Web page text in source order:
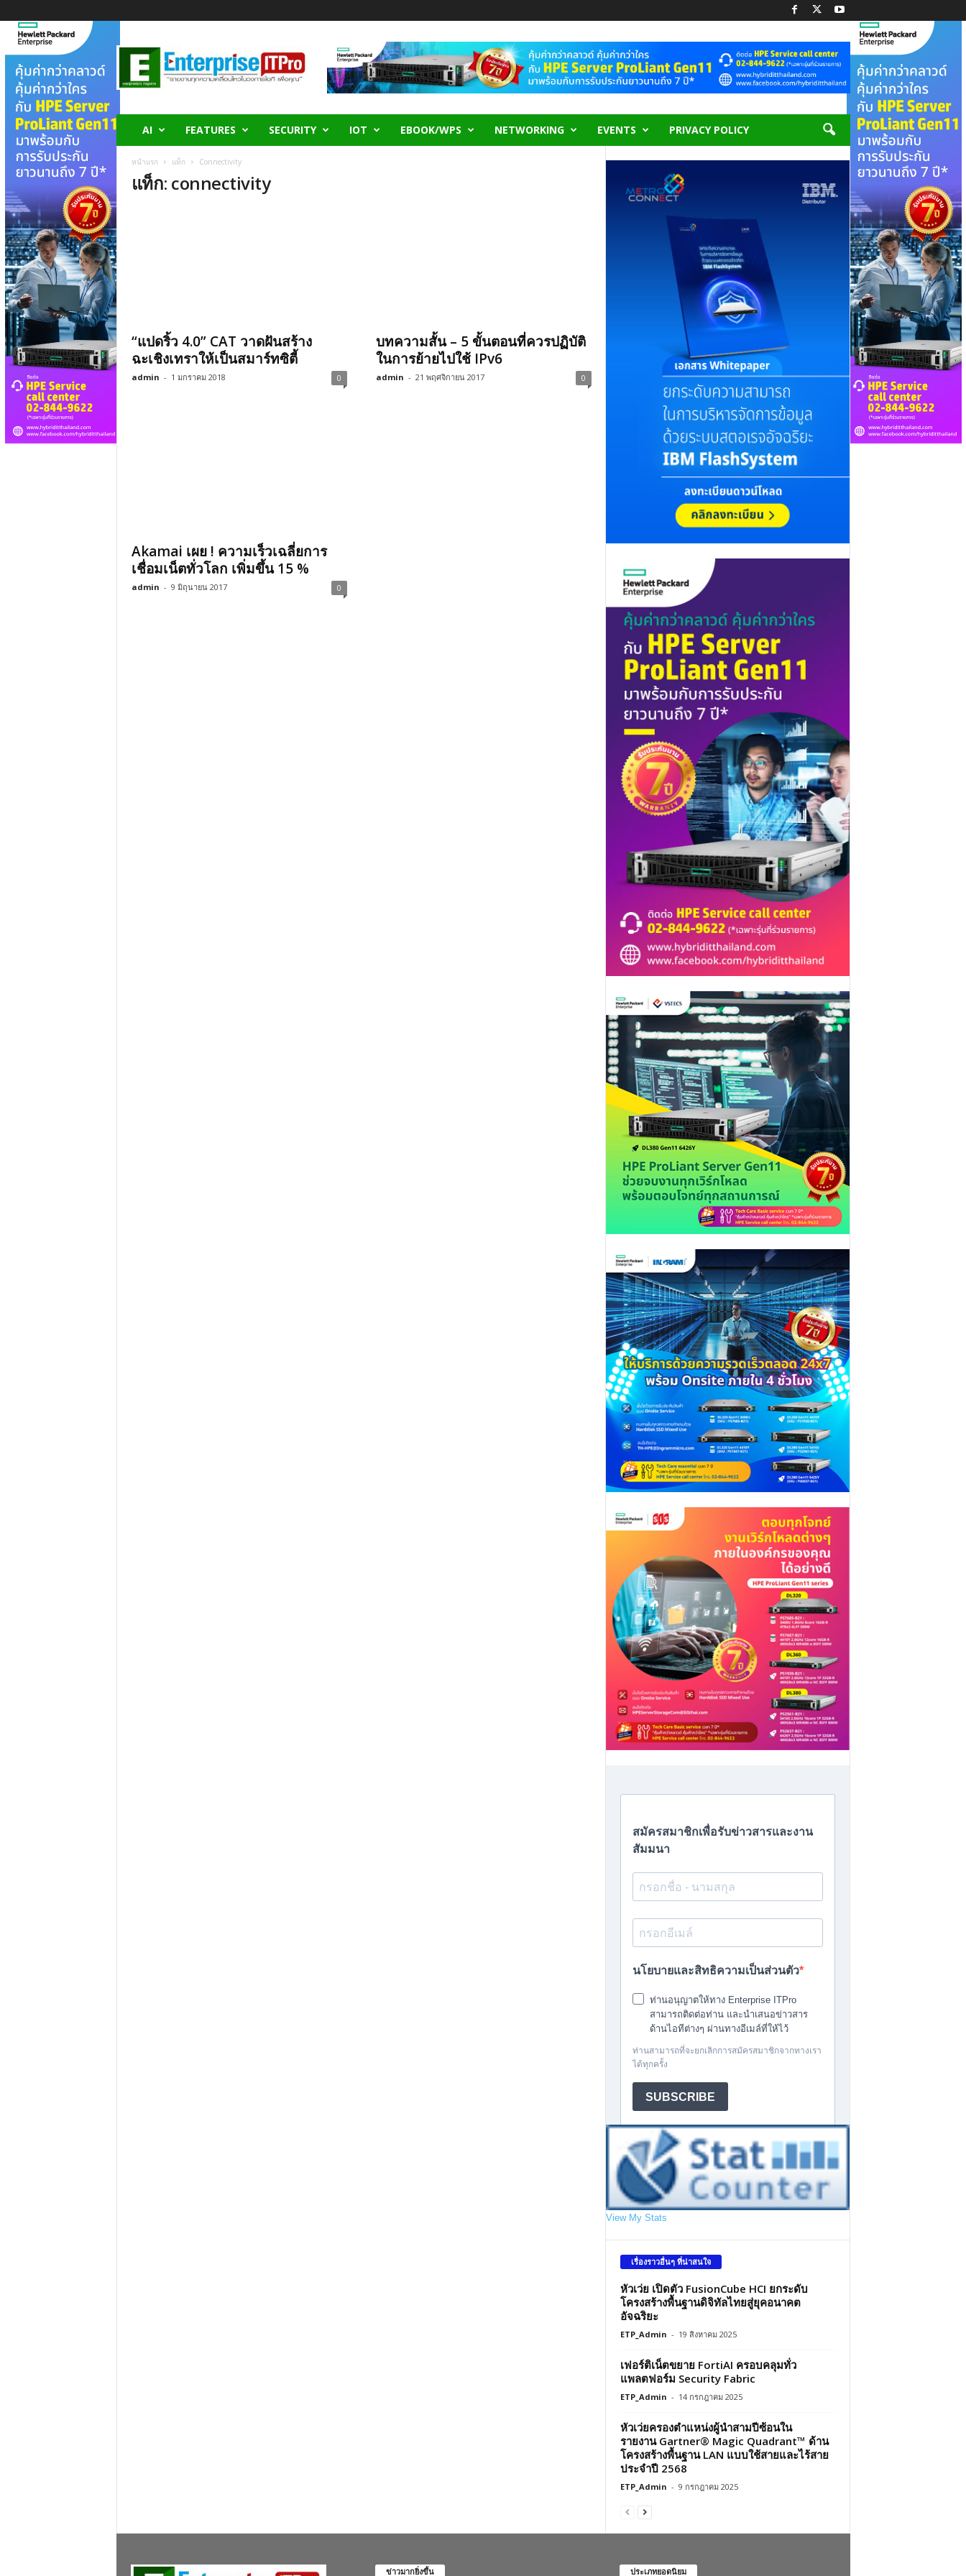
n
T
P
r
o
AI FEATURES SECURITY IOT EBOOK/WPS NETWORKING EVENTS PRIVACY POLICY
หน้าแรก แท็ก Connectivity
แท็ก: connectivity
“แปดริ้ว 4.0” CAT วาดฝันสร้าง
ฉะเชิงเทราให้เป็นสมาร์ทซิตี้
admin - 1 มกราคม 2018 0
บทความสั้น – 5 ขั้นตอนที่ควรปฏิบัติ
ในการย้ายไปใช้ IPv6
admin - 21 พฤศจิกายน 2017 0
Akamai เผย ! ความเร็วเฉลี่ยการ
เชื่อมเน็ตทั่วโลก เพิ่มขึ้น 15 %
admin - 9 มิถุนายน 2017 0
View My Stats
เรื่องราวอื่นๆ ที่น่าสนใจ
หัวเว่ย เปิดตัว FusionCube HCI ยกระดับ
โครงสร้างพื้นฐานดิจิทัลไทยสู่ยุคอนาคต
อัจฉริยะ
ETP_Admin - 19 สิงหาคม 2025
เฟอร์ติเน็ตขยาย FortiAI ครอบคลุมทั่ว
แพลตฟอร์ม Security Fabric
ETP_Admin - 14 กรกฎาคม 2025
หัวเว่ยครองตำแหน่งผู้นำสามปีซ้อนใน
รายงาน Gartner® Magic Quadrant™ ด้าน
โครงสร้างพื้นฐาน LAN แบบใช้สายและไร้สาย
ประจำปี 2568
ETP_Admin - 9 กรกฎาคม 2025
ข่าวมากยิ่งขึ้น ประเภทยอดนิยม